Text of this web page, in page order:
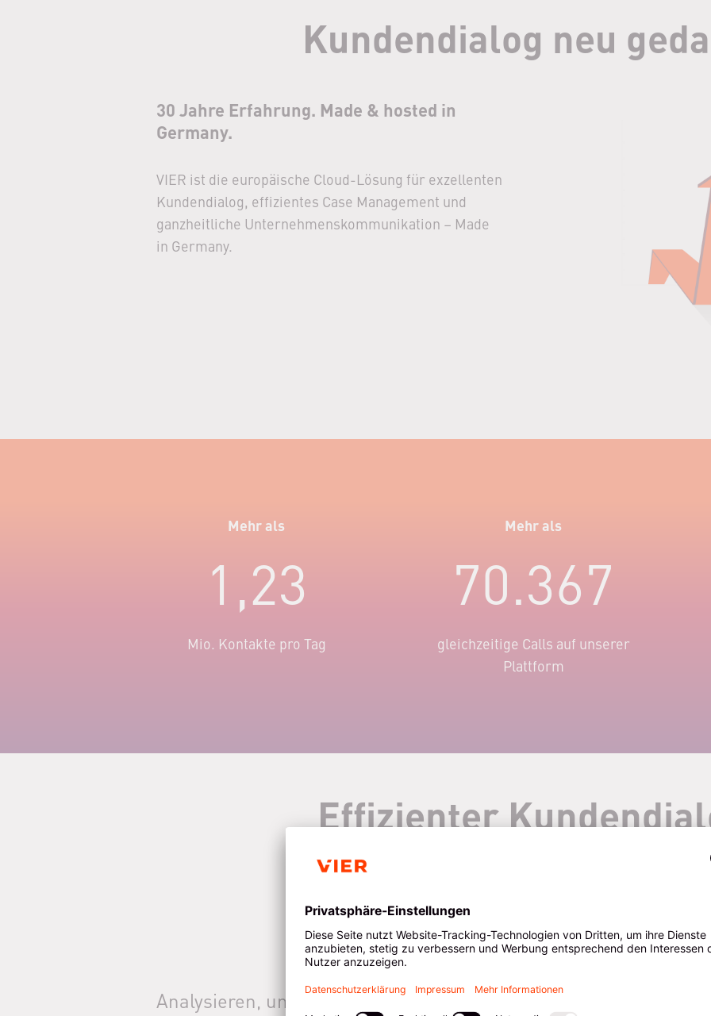
Kundendialog neu
30 Jahre Erfahrung. Made & hosted in
Germany.
VIER ist die europäische Cloud-Lösung für exzellenten
Kundendialog, effizientes Case Management und
ganzheitliche Unternehmenskommunikation – Made
in Germany.
Mehr als
1,23
Mio. Kontakte pro Tag
Mehr als
70.367
gleichzeitige Calls auf unserer
Plattform
Effizienter
Analysieren, um zu verstehen